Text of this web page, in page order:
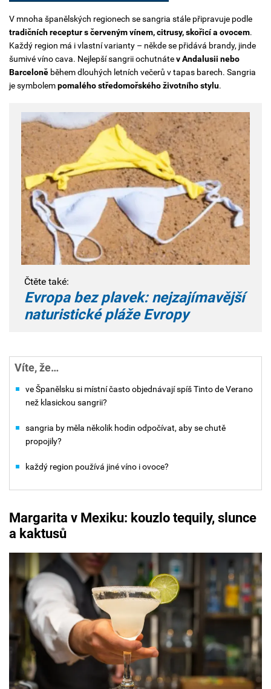
V mnoha španělských regionech se sangria stále připravuje podle
tradičních receptur s červeným vínem, citrusy, skořicí a ovocem.
Každý region má i vlastní varianty – někde se přidává brandy, jinde
šumivé víno cava. Nejlepší sangrii ochutnátev Andalusii nebo
Barceloně během dlouhých letních večerů v tapas barech. Sangria
je symbolempomalého středomořského životního stylu.
Čtěte také:
Evropa bez plavek: nejzajímavější
naturistické pláže Evropy
Víte, že…
ve Španělsku si místní často objednávají spíš Tinto de Verano
než klasickou sangrii?
sangria by měla několik hodin odpočívat, aby se chutě
propojily?
každý region používá jiné víno i ovoce?
Margarita v Mexiku: kouzlo tequily, slunce
a kaktusů